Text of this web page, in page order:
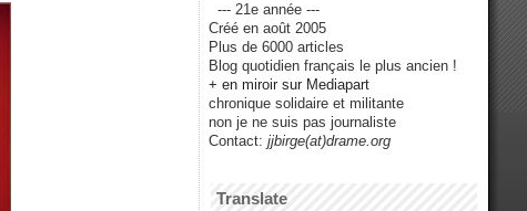
--- 21e année ---
Créé en août 2005
Plus de 6000 articles
Blog quotidien français le plus ancien !
+ en miroir sur Mediapart
chronique solidaire et militante
non je ne suis pas journaliste
Contact: jjbirge(at)drame.org
Translate